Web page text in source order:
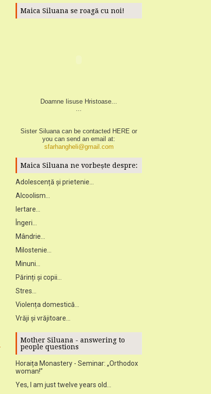
Maica Siluana se roagă cu noi!
Doamne Iisuse Hristoase...
...
Sister Siluana can be contacted HERE or
you can send an email at:
sfarhangheli@gmail.com
Maica Siluana ne vorbește despre:
Adolescență și prietenie...
Alcoolism...
Iertare...
Îngeri...
Mândrie...
Milostenie...
Minuni...
Părinți și copii...
Stres...
Violența domestică...
Vrăji și vrăjitoare...
Mother Siluana - answering to
people questions
Horaița Monastery - Seminar: „Orthodox
woman!”
Yes, I am just twelve years old...